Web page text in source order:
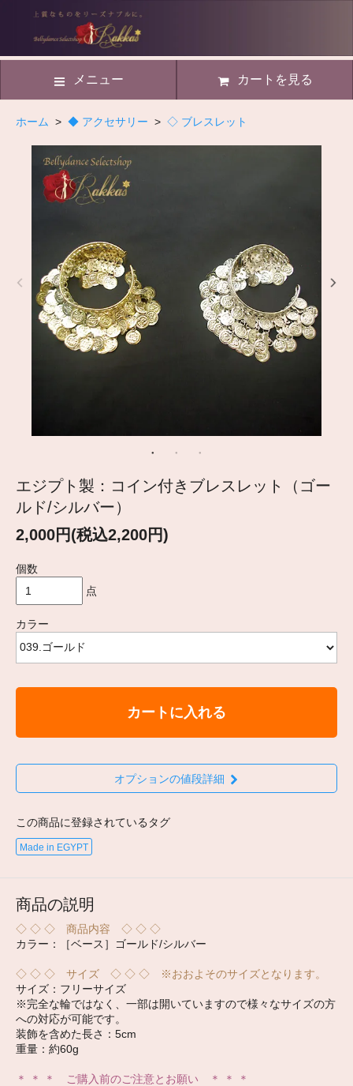
メニュー カートを見る
ホーム > ◆ アクセサリー > ◇ ブレスレット
エジプト製：コイン付きブレスレット（ゴー
ルド/シルバー）
2,000円(税込2,200円)
個数
点
カラー
カートに入れる
オプションの値段詳細
この商品に登録されているタグ
Made in EGYPT
商品の説明
◇ ◇ ◇ 商品内容 ◇ ◇ ◇
カラー：［ベース］ゴールド/シルバー
◇ ◇ ◇ サイズ ◇ ◇ ◇ ※おおよそのサイズとなります。
サイズ：フリーサイズ
※完全な輪ではなく、一部は開いていますので様々なサイズの方
への対応が可能です。
装飾を含めた長さ：5cm
重量：約60g
＊ ＊ ＊ ご購入前のご注意とお願い ＊ ＊ ＊